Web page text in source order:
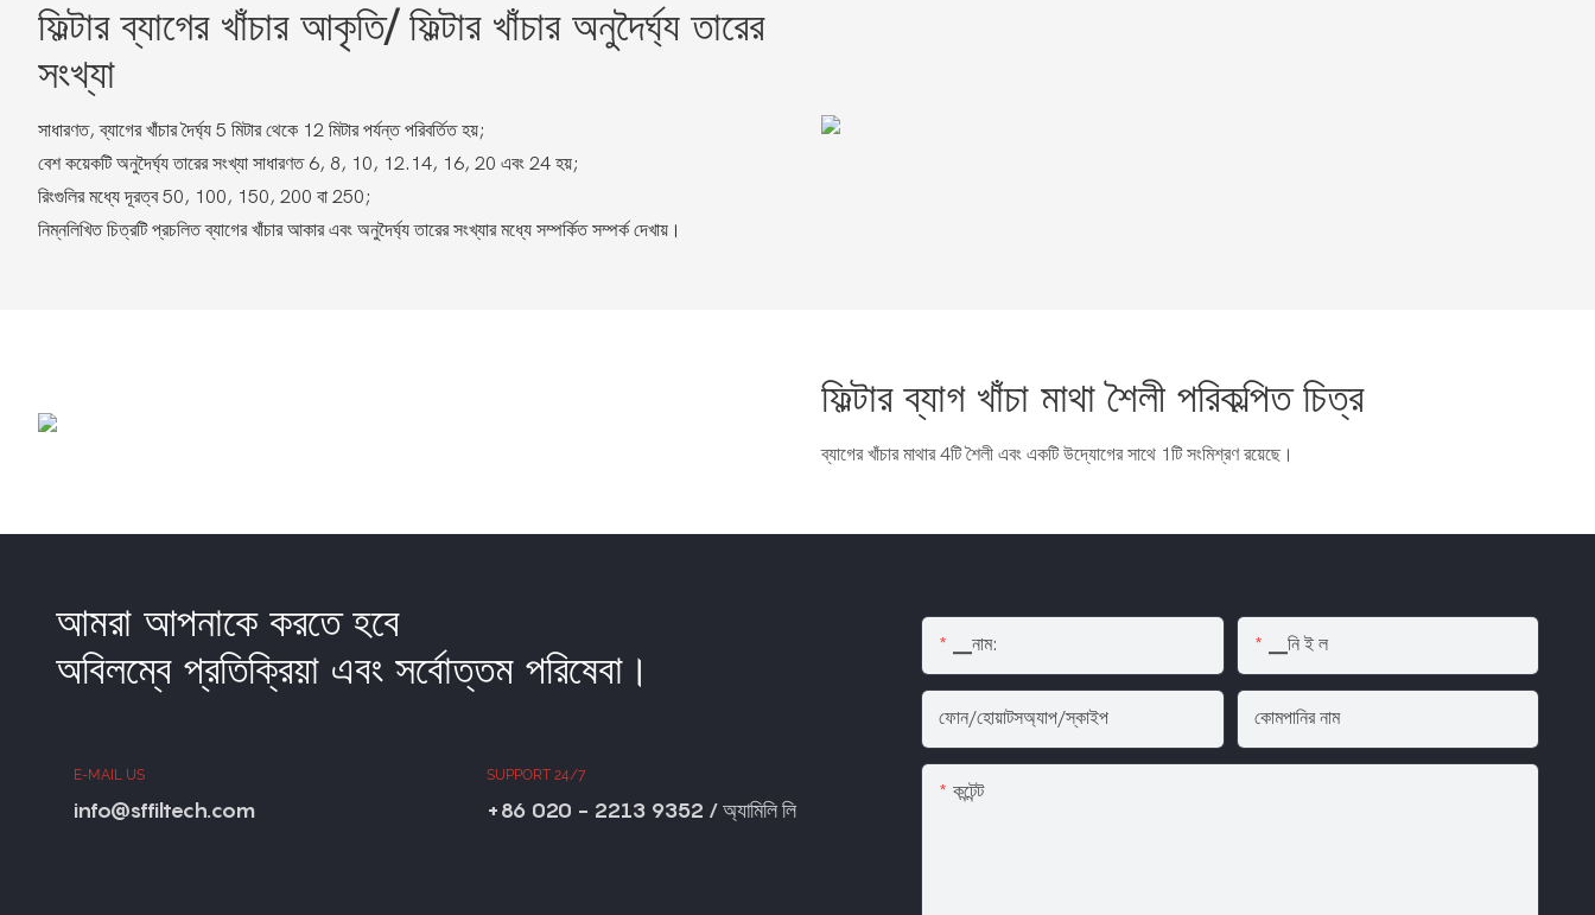
ফিল্টার ব্যাগের খাঁচার আকৃতি/ ফিল্টার খাঁচার অনুদৈর্ঘ্য তারের
সংখ্যা
সাধারণত, ব্যাগের খাঁচার দৈর্ঘ্য 5 মিটার থেকে 12 মিটার পর্যন্ত পরিবর্তিত হয়;
বেশ কয়েকটি অনুদৈর্ঘ্য তারের সংখ্যা সাধারণত 6, 8, 10, 12.14, 16, 20 এবং 24 হয়;
রিংগুলির মধ্যে দূরত্ব 50, 100, 150, 200 বা 250;
নিম্নলিখিত চিত্রটি প্রচলিত ব্যাগের খাঁচার আকার এবং অনুদৈর্ঘ্য তারের সংখ্যার মধ্যে সম্পর্কিত সম্পর্ক দেখায়।
ফিল্টার ব্যাগ খাঁচা মাথা শৈলী পরিকল্পিত চিত্র
ব্যাগের খাঁচার মাথার 4টি শৈলী এবং একটি উদ্যোগের সাথে 1টি সংমিশ্রণ রয়েছে।
আমরা আপনাকে করতে হবে
অবিলম্বে প্রতিক্রিয়া এবং সর্বোত্তম পরিষেবা।
E-MAIL US
info@sffiltech.com
SUPPORT 24/7
+86 020 - 2213 9352 / অ্যামিলি লি
▁নাম: ▁নি ই ল
ফোন/হোয়াটসঅ্যাপ/স্কাইপ কোমপানির নাম
কন্টেন্ট